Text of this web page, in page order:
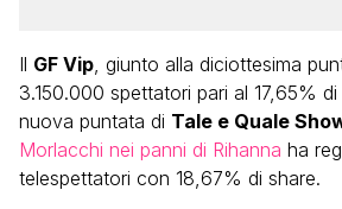
Il GF Vip, giunto alla diciottesima
3.150.000 spettatori pari al 17,65%
nuova puntata di Tale e Quale
Morlacchi nei panni di Rihanna ha
telespettatori con 18,67% di share.